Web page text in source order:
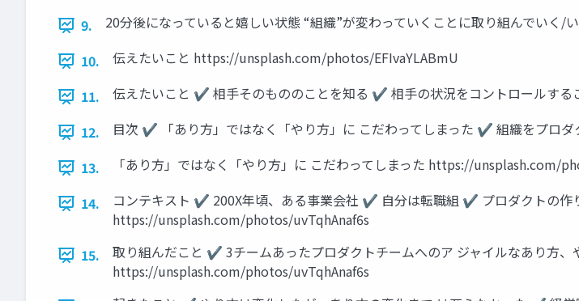
9.
20分後になっていると嬉しい状態 “組織”が変わっていくことに取り組んでいく
10.
伝えたいこと https://unsplash.com/photos/EFIvaYLABmU
11.
伝えたいこと ✔ 相手そのもののことを知る ✔ 相手の状況をコントロールす
12.
目次 ✔ 「あり方」ではなく「やり方」に こだわってしまった ✔ 組織をプロ
13.
「あり方」ではなく「やり方」に こだわってしまった https://unsplash.com/
14.
コンテキスト ✔ 200X年頃、ある事業会社 ✔ 自分は転職組 ✔ プロダクトの作
https://unsplash.com/photos/uvTqhAnaf6s
15.
取り組んだこと ✔ 3チームあったプロダクトチームへのア ジャイルなあり方
https://unsplash.com/photos/uvTqhAnaf6s